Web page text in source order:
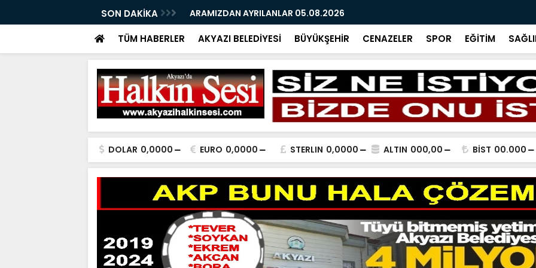
SON DAKİKA ARAMIZDAN AYRILANLAR 05.08.2026 VEDA VE
TÜM HABERLER AKYAZI BELEDİYESİ BÜYÜKŞEHİR CENAZELER SPOR EĞİTİM
DOLAR 0,0000 EURO 0,0000 STERLIN 0,0000 ALTIN 000,00 BİST 00.000